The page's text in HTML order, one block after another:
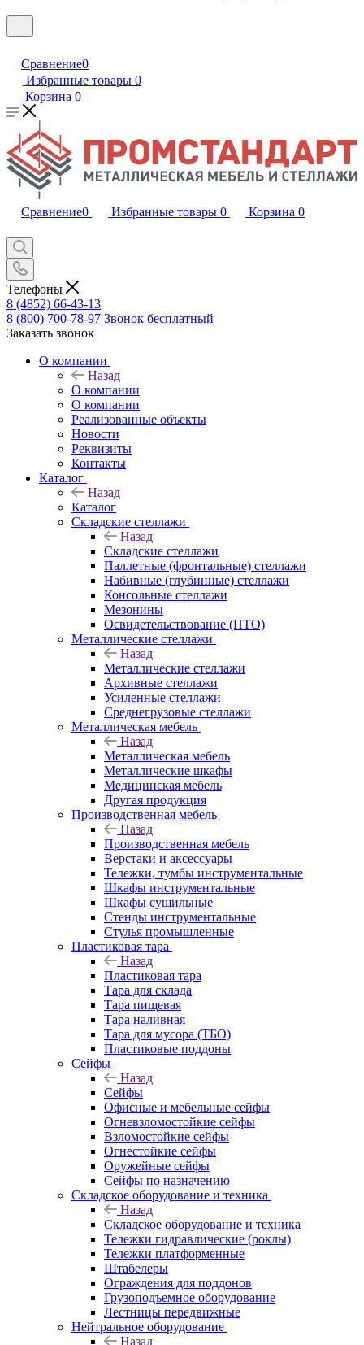
Сравнение0
Избранные товары 0
Корзина 0
Сравнение0 Избранные товары 0 Корзина 0
Телефоны
8 (4852) 66-43-13
8 (800) 700-78-97 Звонок бесплатный
Заказать звонок
О компании
Назад
О компании
О компании
Реализованные объекты
Новости
Реквизиты
Контакты
Каталог
Назад
Каталог
Складские стеллажи
Назад
Складские стеллажи
Паллетные (фронтальные) стеллажи
Набивные (глубинные) стеллажи
Консольные стеллажи
Мезонины
Освидетельствование (ПТО)
Металлические стеллажи
Назад
Металлические стеллажи
Архивные стеллажи
Усиленные стеллажи
Среднегрузовые стеллажи
Металлическая мебель
Назад
Металлическая мебель
Металлические шкафы
Медицинская мебель
Другая продукция
Производственная мебель
Назад
Производственная мебель
Верстаки и аксессуары
Тележки, тумбы инструментальные
Шкафы инструментальные
Шкафы сушильные
Стенды инструментальные
Cтулья промышленные
Пластиковая тара
Назад
Пластиковая тара
Тара для склада
Тара пищевая
Тара наливная
Тара для мусора (ТБО)
Пластиковые поддоны
Сейфы
Назад
Сейфы
Офисные и мебельные сейфы
Огневзломостойкие сейфы
Взломостойкие сейфы
Огнестойкие сейфы
Оружейные сейфы
Сейфы по назначению
Складское оборудование и техника
Назад
Складское оборудование и техника
Тележки гидравлические (роклы)
Тележки платформенные
Штабелеры
Ограждения для поддонов
Грузоподъемное оборудование
Лестницы передвижные
Нейтральное оборудование
Назад